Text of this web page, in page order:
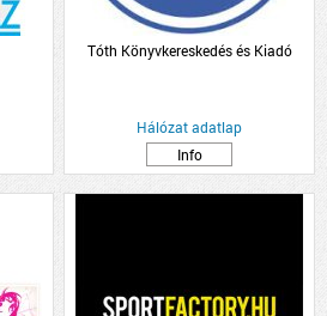
Tóth Könyvkereskedés és Kiadó
Hálózat adatlap
Info